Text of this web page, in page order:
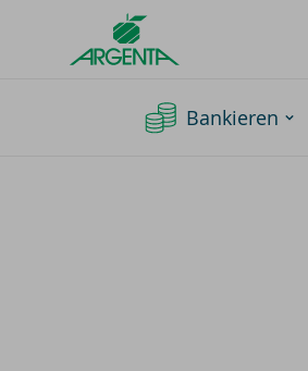
Argenta
Homepage
Bankieren